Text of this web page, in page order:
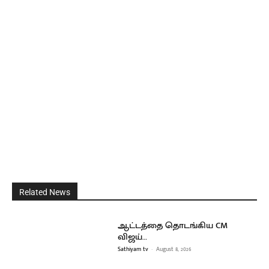
Related News
ஆட்டத்தை தொடங்கிய CM
விஜய்…
Sathiyam tv - August 8, 2026